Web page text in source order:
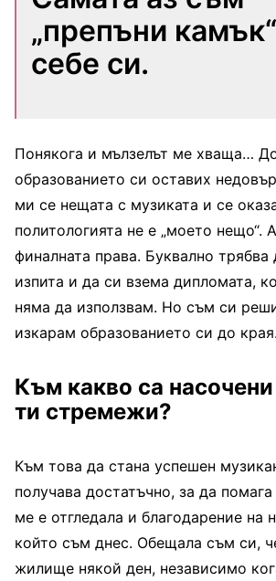
„препъни
себе си.
Понякога и мълзелът ме хваща…
образованието си оставих
ми се нещата с музиката и се
политологията не е „моето нещо“.
финалната права. Буквално трябва
изпита и да си взема дипломата,
няма да използвам. Но съм си
изкарам образованието си до края.
Към какво са
ти стремежи?
Към това да стана успешен
получава достатъчно, за да
ме е отгледала и благодарение на
който съм днес. Обещала съм си,
жилище някой ден, независимо